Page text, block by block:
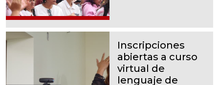
Inscripciones
abiertas a curso
virtual de
lenguaje de